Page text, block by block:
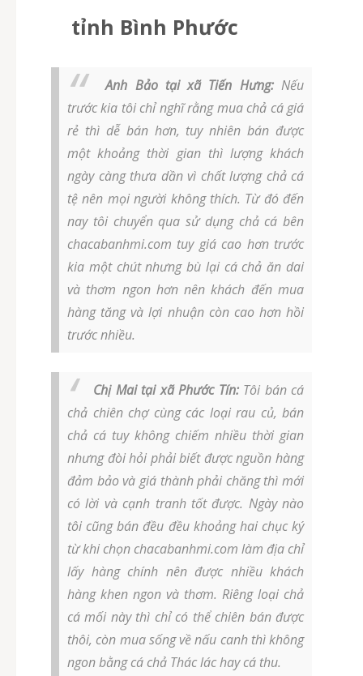
tỉnh Bình Phước
Anh Bảo tại xã Tiến Hưng:Nếu
trước kia tôi chỉ nghĩ rằng mua chả cá giá
rẻ thì dễ bán hơn, tuy nhiên bán được
một khoảng thời gian thì lượng khách
ngày càng thưa dần vì chất lượng chả cá
tệ nên mọi người không thích. Từ đó đến
nay tôi chuyển qua sử dụng chả cá bên
chacabanhmi.com tuy giá cao hơn trước
kia một chút nhưng bù lại cá chả ăn dai
và thơm ngon hơn nên khách đến mua
hàng tăng và lợi nhuận còn cao hơn hồi
trước nhiều.
Chị Mai tại xã Phước Tín:Tôi bán cá
chả chiên chợ cùng các loại rau củ, bán
chả cá tuy không chiếm nhiều thời gian
nhưng đòi hỏi phải biết được nguồn hàng
đảm bảo và giá thành phải chăng thì mới
có lời và cạnh tranh tốt được. Ngày nào
tôi cũng bán đều đều khoảng hai chục ký
từ khi chọn chacabanhmi.com làm địa chỉ
lấy hàng chính nên được nhiều khách
hàng khen ngon và thơm. Riêng loại chả
cá mối này thì chỉ có thể chiên bán được
thôi, còn mua sống về nấu canh thì không
ngon bằng cá chả Thác lác hay cá thu.